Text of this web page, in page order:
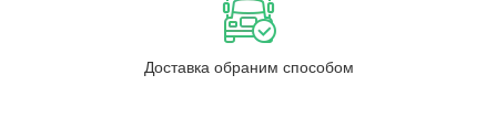
Доставка обраним способом